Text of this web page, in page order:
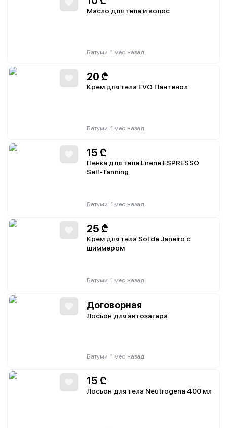
Масло для тела и волос
Батуми 1 мес. назад
20 ₾
Крем для тела EVO Пантенол
Батуми 1 мес. назад
15 ₾
Пенка для тела Lirene ESPRESSO
Self-Tanning
Батуми 1 мес. назад
25 ₾
Крем для тела Sol de Janeiro с
шиммером
Батуми 1 мес. назад
Договорная
Лосьон для автозагара
Батуми 1 мес. назад
15 ₾
Лосьон для тела Neutrogena 400 мл